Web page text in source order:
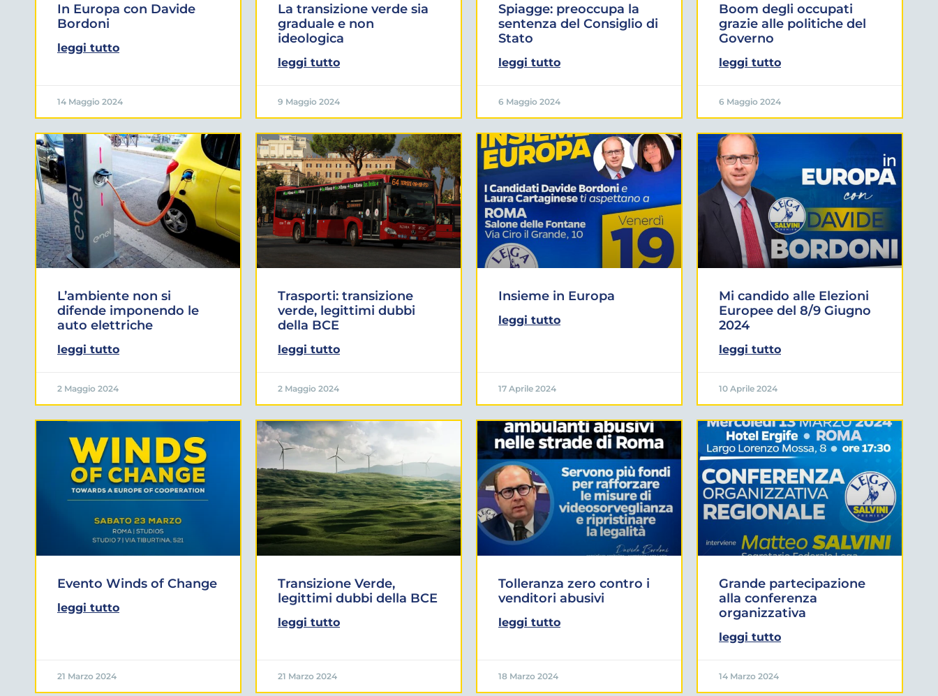
In Europa con Davide
Bordoni
leggi tutto
14 Maggio 2024
La transizione verde sia
graduale e non
ideologica
leggi tutto
9 Maggio 2024
Spiagge: preoccupa la
sentenza del Consiglio di
Stato
leggi tutto
6 Maggio 2024
Boom degli occupati
grazie alle politiche del
Governo
leggi tutto
6 Maggio 2024
L’ambiente non si
difende imponendo le
auto elettriche
leggi tutto
2 Maggio 2024
Trasporti: transizione
verde, legittimi dubbi
della BCE
leggi tutto
2 Maggio 2024
Insieme in Europa
leggi tutto
17 Aprile 2024
Mi candido alle Elezioni
Europee del 8/9 Giugno
2024
leggi tutto
10 Aprile 2024
Evento Winds of Change
leggi tutto
21 Marzo 2024
Transizione Verde,
legittimi dubbi della BCE
leggi tutto
21 Marzo 2024
Tolleranza zero contro i
venditori abusivi
leggi tutto
18 Marzo 2024
Grande partecipazione
alla conferenza
organizzativa
leggi tutto
14 Marzo 2024